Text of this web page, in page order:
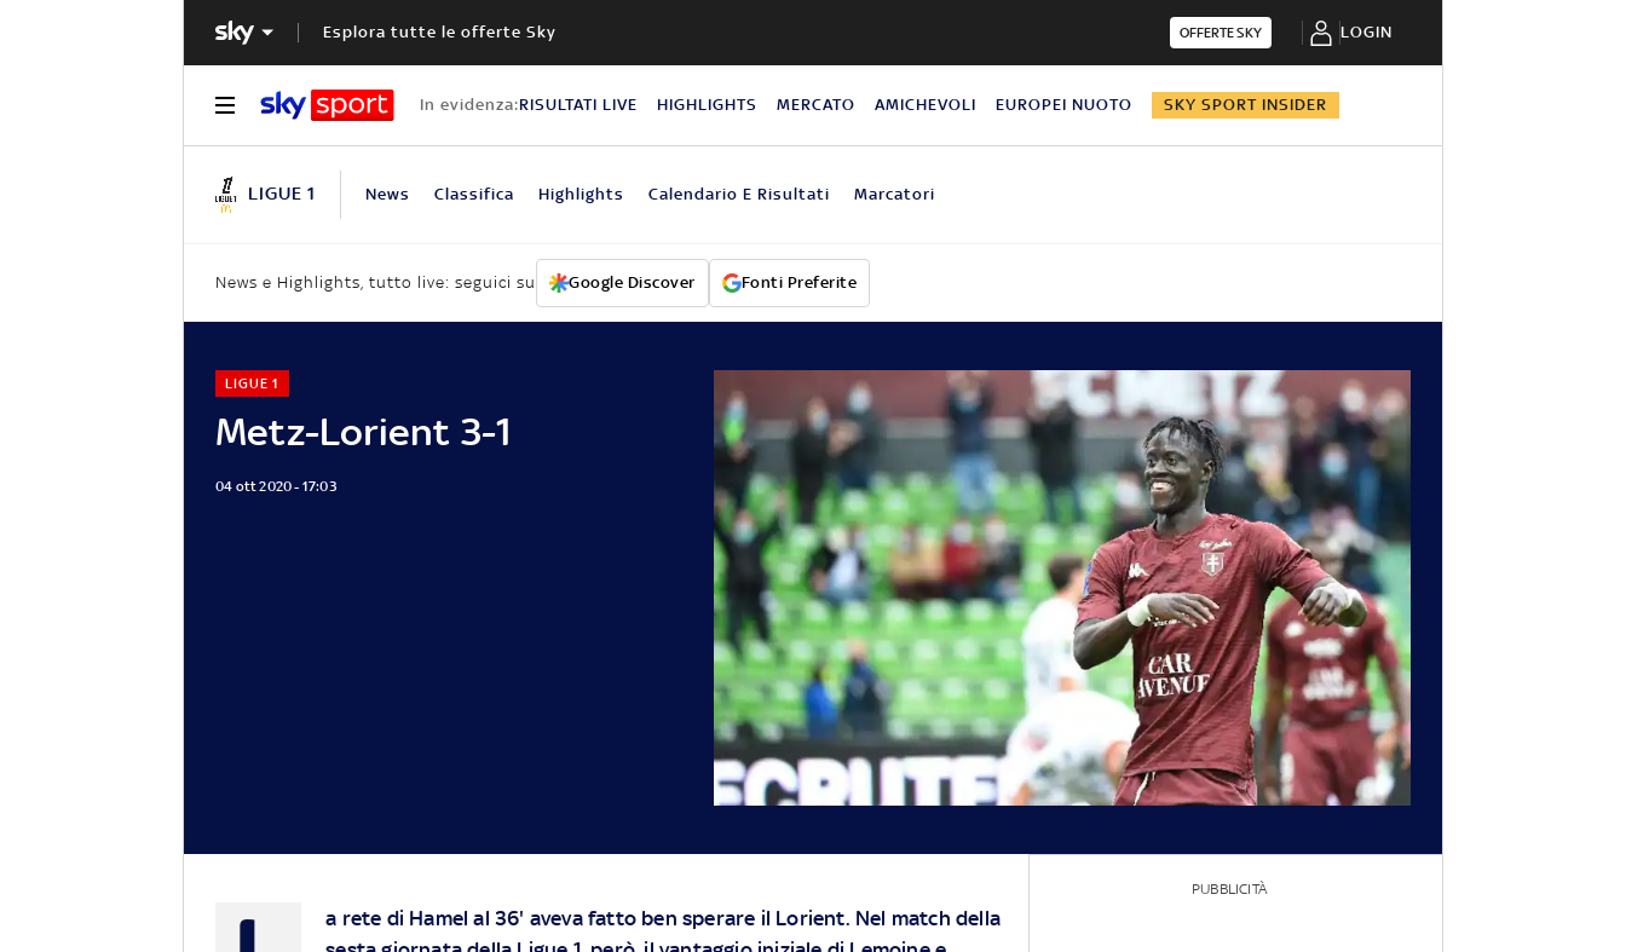
Esplora tutte le offerte Sky OFFERTE SKY LOGIN
In evidenza:RISULTATI LIVE HIGHLIGHTS MERCATO AMICHEVOLI EUROPEI NUOTO SKY SPORT INSIDER
LIGUE 1 News Classifica Highlights Calendario E Risultati Marcatori
News e Highlights, tutto live: seguici su Google Discover Fonti Preferite
Metz-Lorient 3-1
LIGUE 1
04 ott 2020 - 17:03
a rete di Hamel al 36' aveva fatto ben sperare il Lorient. Nel match della
PUBBLICITÀ